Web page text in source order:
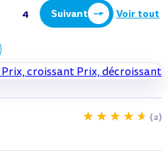
Prix, croissantPrix, décroissant
4 Suivant Voir tout
(2)